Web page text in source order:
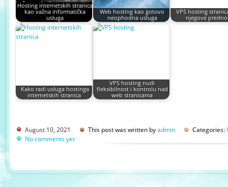
Hosting internetskih stranica
kao važna informatička
usluga
Web hosting kao gotovo
neophodna usluga
VPS hosting
njegove
Kako radi usluga hostinga
internetskih stranica
VPS hosting nudi
fleksibilnost i kontrolu nad
web stranicama
August 10, 2021 This post was written byadmin Categories:
No comments yet